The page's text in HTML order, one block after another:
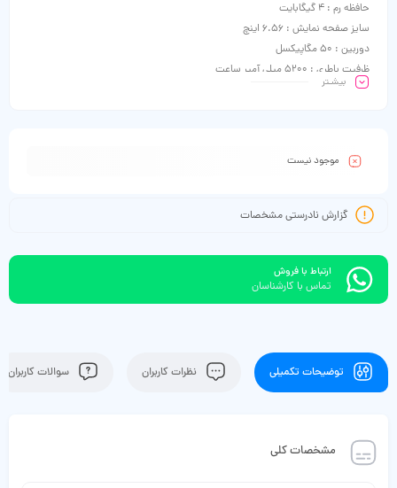
حافظه رم : 4 گیگابایت
سایز صفحه نمایش : 6.56 اینچ
دوربین : 50 مگاپیکسل
ظرفیت باطری : 5200 میلی آمپر ساعت
بیشـتر
موجود نیست
گزارش نادرستی مشخصات
ارتباط با فروش
تماس با کارشناسان
توضیحات تکمیلی نظرات کاربران سوالات کاربران
مشخصات کلی